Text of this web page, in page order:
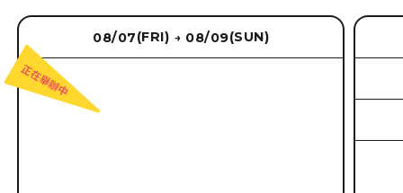
08/07(FRI) → 08/09(SUN)